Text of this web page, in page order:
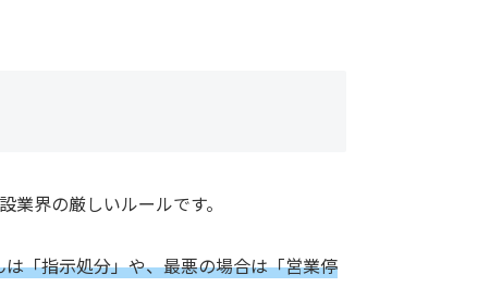
界の厳しいルールです。
「指示処分」や、最悪の場合は「営業停